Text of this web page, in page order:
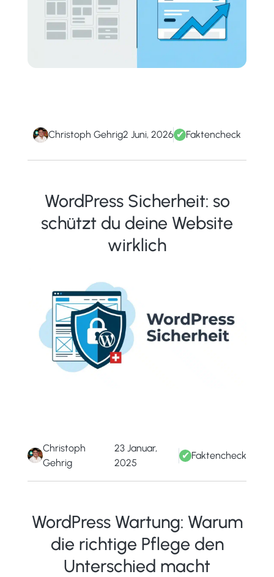
WordPress Sicherheit: so
schützt du deine Website
wirklich
Christoph Gehrig2 Juni, 2026 ✔ Faktencheck
WordPress Wartung: Warum
die richtige Pflege den
Unterschied macht
Christoph
Gehrig
23 Januar,
2025
✔ Faktencheck